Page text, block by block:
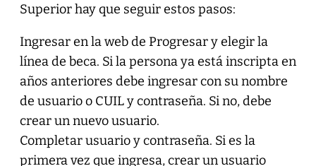
Superior hay que seguir estos pasos:
Ingresar en la web de Progresar y elegir la
línea de beca. Si la persona ya está inscripta en
años anteriores debe ingresar con su nombre
de usuario o CUIL y contraseña. Si no, debe
crear un nuevo usuario.
Completar usuario y contraseña. Si es la
primera vez que ingresa, crear un usuario